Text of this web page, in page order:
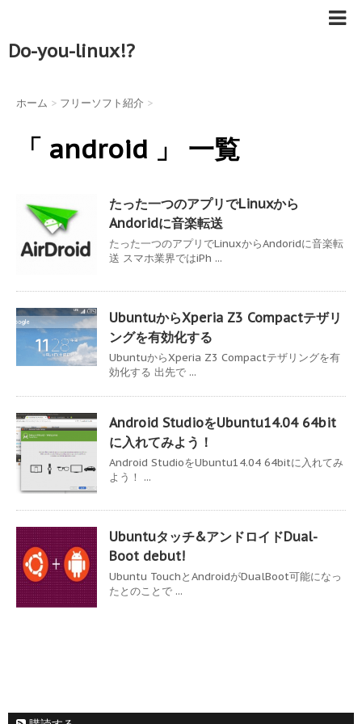
Do-you-linux!?
ホーム > フリーソフト紹介 >
「 android 」 一覧
たった一つのアプリでLinuxから
Andoridに音楽転送
たった一つのアプリでLinuxからAndoridに音楽転
送 スマホ業界ではiPh ...
UbuntuからXperia Z3 Compactテザリ
ングを有効化する
UbuntuからXperia Z3 Compactテザリングを有
効化する 出先で ...
Android StudioをUbuntu14.04 64bit
に入れてみよう！
Android StudioをUbuntu14.04 64bitに入れてみ
よう！ ...
Ubuntuタッチ&アンドロイドDual-
Boot debut!
Ubuntu TouchとAndroidがDualBoot可能になっ
たとのことで ...